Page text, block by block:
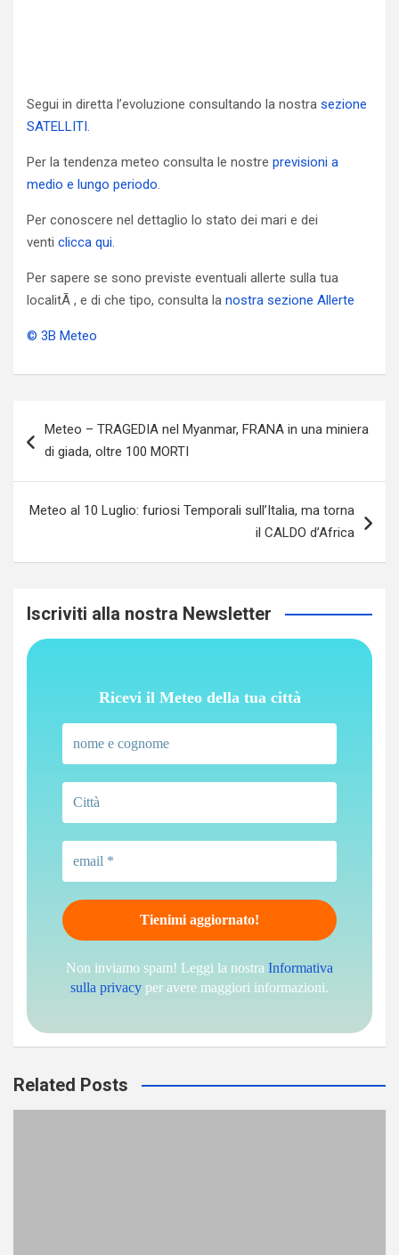
Segui in diretta l’evoluzione consultando la nostra sezione
SATELLITI.
Per la tendenza meteo consulta le nostre previsioni a
medio e lungo periodo.
Per conoscere nel dettaglio lo stato dei mari e dei
venti clicca qui.
Per sapere se sono previste eventuali allerte sulla tua
localitÃ , e di che tipo, consulta la nostra sezione Allerte
© 3B Meteo
articoli
Meteo – TRAGEDIA nel Myanmar, FRANA in una miniera
di giada, oltre 100 MORTI
Meteo al 10 Luglio: furiosi Temporali sull’Italia, ma torna
il CALDO d’Africa
Iscriviti alla nostra Newsletter
Ricevi il Meteo della tua città
Non inviamo spam! Leggi la nostra Informativa
sulla privacy per avere maggiori informazioni.
Related Posts